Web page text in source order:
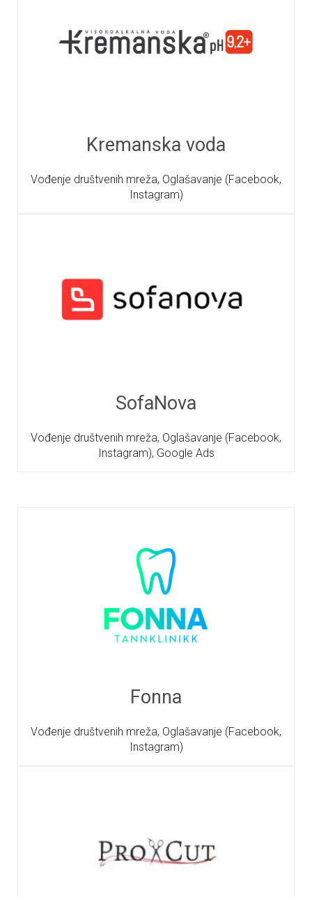
Kremanska voda
Vođenje društvenih mreža, Oglašavanje (Facebook,
Instagram)
SofaNova
Vođenje društvenih mreža, Oglašavanje (Facebook,
Instagram), Google Ads
Fonna
Vođenje društvenih mreža, Oglašavanje (Facebook,
Instagram)